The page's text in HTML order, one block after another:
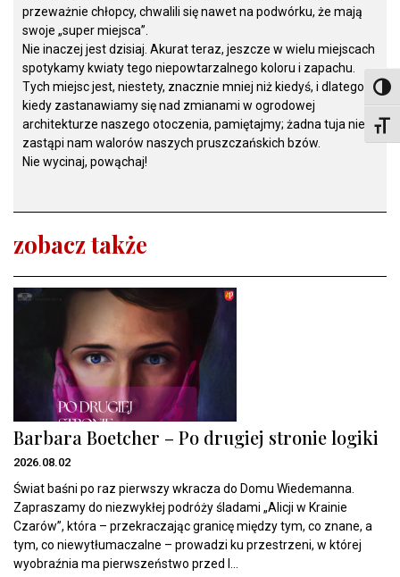
przeważnie chłopcy, chwalili się nawet na podwórku, że mają
swoje „super miejsca”.
Nie inaczej jest dzisiaj. Akurat teraz, jeszcze w wielu miejscach
spotykamy kwiaty tego niepowtarzalnego koloru i zapachu.
Tych miejsc jest, niestety, znacznie mniej niż kiedyś, i dlatego,
kiedy zastanawiamy się nad zmianami w ogrodowej
architekturze naszego otoczenia, pamiętajmy; żadna tuja nie
zastąpi nam walorów naszych pruszczańskich bzów.
Nie wycinaj, powąchaj!
zobacz także
Barbara Boetcher – Po drugiej stronie logiki
2026.08.02
Świat baśni po raz pierwszy wkracza do Domu Wiedemanna.
Zapraszamy do niezwykłej podróży śladami „Alicji w Krainie
Czarów”, która – przekraczając granicę między tym, co znane, a
tym, co niewytłumaczalne – prowadzi ku przestrzeni, w której
wyobraźnia ma pierwszeństwo przed l...